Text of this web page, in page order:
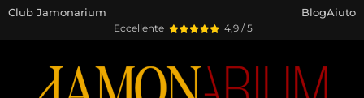
Eccellente 4,9 / 5
Club Jamonarium BlogAiuto